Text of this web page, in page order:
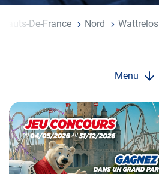
Hauts-De-France Nord Wattrelos
Menu
Opération
spéciale
Mai
-
Décembre